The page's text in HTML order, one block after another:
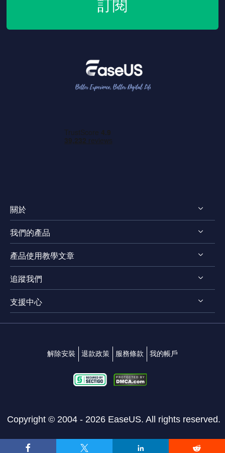
   
訂閱
關於
認識 EaseUS
評測 & 獎項
法律聲明
我們的產品
EaseUS VoiceWave
EaseUS VideoKit
EaseUS Video Downloader
EaseUS RecExperts
EaseUS MakeMyAudio
產品使用教學文章
影片剪輯技巧
影片轉檔技巧
影片 & 音訊下載
追蹤我們
 
支援中心
解除安裝 退款政策 服務條款 我的帳戶
Copyright © 2004 - 2026 EaseUS. All rights reserved.